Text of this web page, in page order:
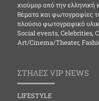
χιούμορ από την ελληνική
θέματα και φωτογραφίες
πλούσιο φωτογραφικό
Social events, Celebrities,
Art/Cinema/Theater,
ΣΤΗΛΕΣ VIP NEWS
LIFESTYLE